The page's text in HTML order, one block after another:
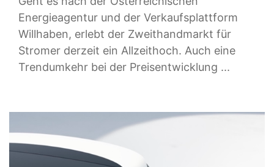
Energieagentur und der Verkaufsplattform
Willhaben, erlebt der Zweithandmarkt für
Stromer derzeit ein Allzeithoch. Auch eine
Trendumkehr bei der Preisentwicklung ...